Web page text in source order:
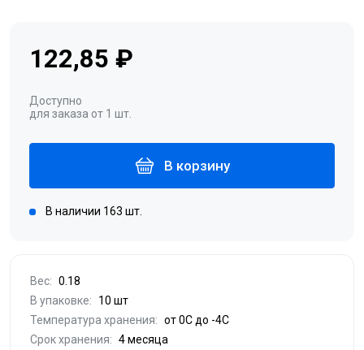
122,85 ₽
Доступно
для заказа от 1 шт.
В корзину
В наличии 163 шт.
Вес: 0.18
В упаковке:
10 шт
Температура хранения: от 0С до -4С
Срок хранения: 4 месяца